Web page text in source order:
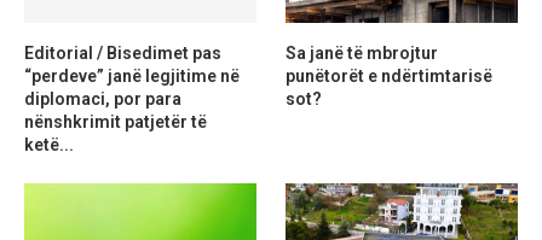
Editorial / Bisedimet pas
“perdeve” janë legjitime në
diplomaci, por para
nënshkrimit patjetër të
ketë...
Sa janë të mbrojtur
punëtorët e ndërtimtarisë
sot?